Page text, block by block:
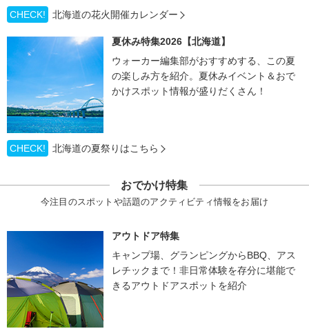
CHECK!
北海道の花火開催カレンダー
夏休み特集2026【北海道】
ウォーカー編集部がおすすめする、この夏
の楽しみ方を紹介。夏休みイベント＆おで
かけスポット情報が盛りだくさん！
CHECK! 北海道の夏祭りはこちら
おでかけ特集
今注目のスポットや話題のアクティビティ情報をお届け
アウトドア特集
キャンプ場、グランピングからBBQ、アス
レチックまで！非日常体験を存分に堪能で
きるアウトドアスポットを紹介